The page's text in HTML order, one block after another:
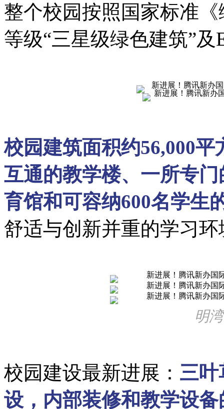
整个校园按照国家标准
等级“三星级绿色建筑”
校园建筑面积约56,000
互通的教学楼、一所专
育馆和可容纳600名学生
舒适与创新并重的学习环
明
校园建设最新进展： 三叶
设，内部装修和教学设